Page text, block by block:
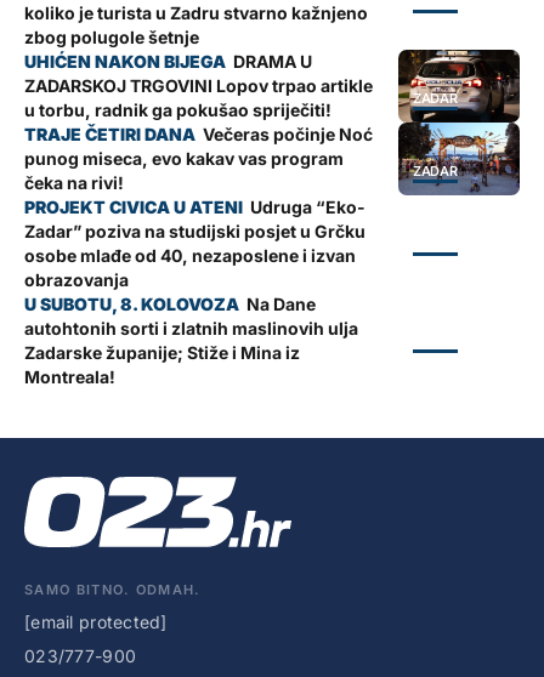
koliko je turista u Zadru stvarno kažnjeno
zbog polugole šetnje
ZADAR
DRAMA U
ZADARSKOJ TRGOVINI Lopov trpao artikle
u torbu, radnik ga pokušao spriječiti!
ZADAR
Večeras počinje Noć
punog miseca, evo kakav vas program
čeka na rivi!
Udruga “Eko-
Zadar” poziva na studijski posjet u Grčku
osobe mlađe od 40, nezaposlene i izvan
obrazovanja
Na Dane
autohtonih sorti i zlatnih maslinovih ulja
Zadarske županije; Stiže i Mina iz
Montreala!
SAMO BITNO. ODMAH.
[email protected]
023/777-900